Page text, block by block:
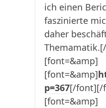
ich einen
faszinierte
daher
[font=&amp]
[font=&amp]
p=367[/font][/
[font=&amp]